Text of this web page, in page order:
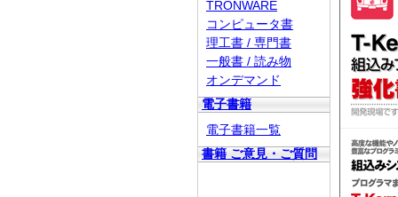
TRONWARE
コンピュータ書
理工書 / 専門書
一般書 / 読み物
オンデマンド
電子書籍
電子書籍一覧
書籍 ご意見・ご質問